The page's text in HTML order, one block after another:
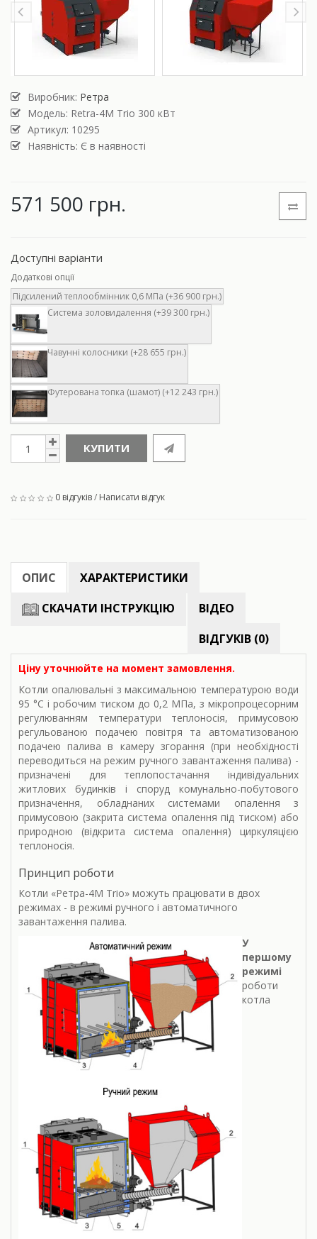
Виробник: Ретра
Модель: Retra-4М Trio 300 кВт
Артикул: 10295
Наявність: Є в наявності
571 500 грн.
Доступні варіанти
Додаткові опції
Підсилений теплообмінник 0,6 МПа (+36 900 грн.)
Система золовидалення (+39 300 грн.)
Чавунні колосники (+28 655 грн.)
Футерована топка (шамот) (+12 243 грн.)
КУПИТИ
0 відгуків/ Написати відгук
ОПИС
ХАРАКТЕРИСТИКИ
СКАЧАТИ ІНСТРУКЦІЮ
ВІДЕО
ВІДГУКІВ (0)
Ціну уточнюйте на момент замовлення.
Котли опалювальні з максимальною температурою води
95 °С і робочим тиском до 0,2 МПа, з мікропроцесорним
регулюванням температури теплоносія, примусовою
регульованою подачею повітря та автоматизованою
подачею палива в камеру згорання (при необхідності
переводиться на режим ручного завантаження палива) -
призначені для теплопостачання індивідуальних
житлових будинків і споруд комунально-побутового
призначення, обладнаних системами опалення з
примусовою (закрита система опалення під тиском) або
природною (відкрита система опалення) циркуляцією
теплоносія.
Принцип роботи
Котли «Ретра-4М Trio» можуть працювати в двох
режимах - в режимі ручного і автоматичного
завантаження палива.
У
першому
режимі
роботи
котла